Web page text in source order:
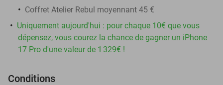
Coffret Atelier Rebul moyennant 45 €
Uniquement aujourd'hui : pour chaque 10€ que vous
dépensez, vous courez la chance de gagner un iPhone
17 Pro d'une valeur de 1 329€ !
Conditions